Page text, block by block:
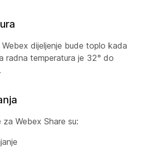
dijeljenje bude toplo kada
radna temperatura je 32° do
Webex Share su: